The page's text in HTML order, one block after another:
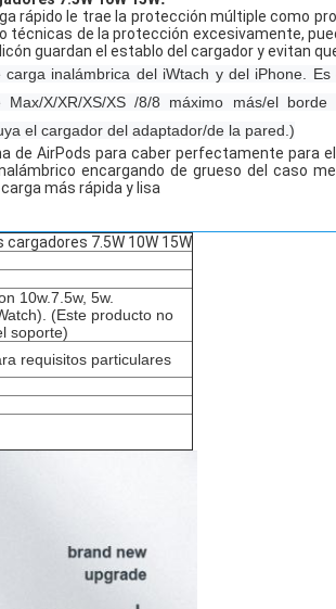
rápido le trae la protección múltiple como
de la protección excesivamente,
guardan el establo del cargador y evitan
inalámbrica del iWtach y del iPhone. Es
X/XR/XS/XS /8/8 máximo más/el borde
el cargador del adaptador/de la pared.)
de AirPods para caber perfectamente para
encargando de grueso del caso
más rápida y lisa
7.5W 10W 15W
10w.7.5w, 5w.
(Este producto no
soporte)
requisitos particulares